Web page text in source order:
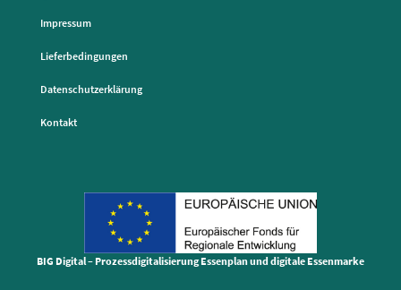
Impressum
Lieferbedingungen
Datenschutzerklärung
Kontakt
BIG Digital – Prozessdigitalisierung Essenplan und digitale Essenmarke